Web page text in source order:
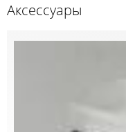
Аксессуары